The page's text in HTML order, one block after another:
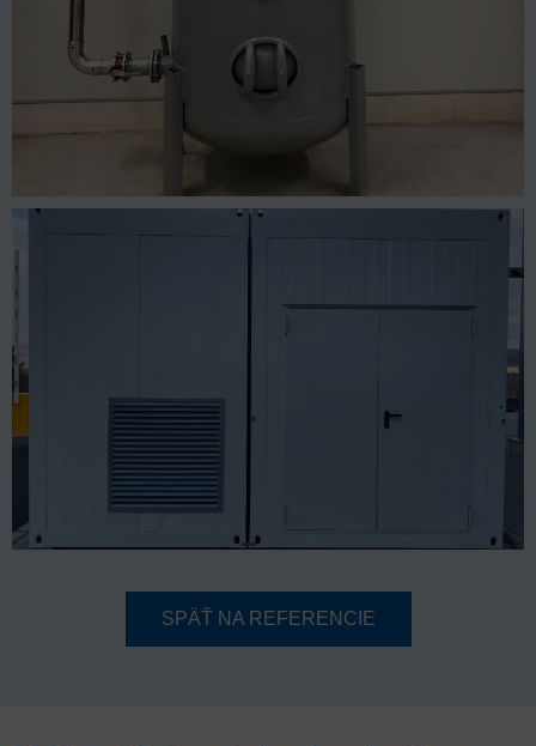
SPÄŤ NA REFERENCIE